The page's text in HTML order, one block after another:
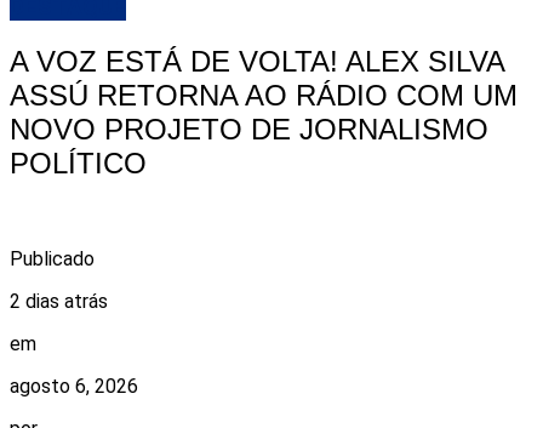
A VOZ ESTÁ DE VOLTA! ALEX SILVA
ASSÚ RETORNA AO RÁDIO COM UM
NOVO PROJETO DE JORNALISMO
POLÍTICO
Publicado
2 dias atrás
em
agosto 6, 2026